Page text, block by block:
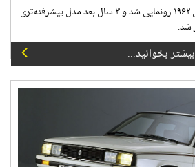
رنو 8 (Renaut 8) در سال ۱۹۶۲ رونمایی شد و ۳ سال بعد مدل پیشرفته‌تری
بیشتر بخوانید...